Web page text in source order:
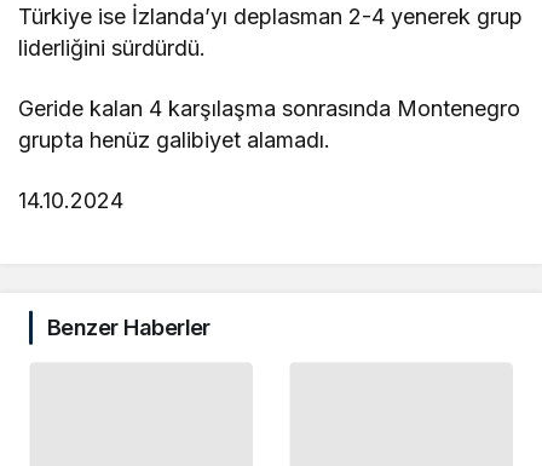
Türkiye ise İzlanda’yı deplasman 2-4 yenerek grup
liderliğini sürdürdü.
Geride kalan 4 karşılaşma sonrasında Montenegro
grupta henüz galibiyet alamadı.
14.10.2024
Benzer Haberler